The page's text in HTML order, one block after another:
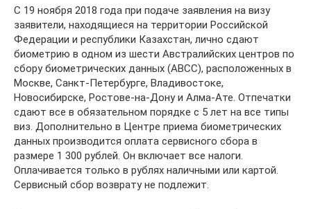
С 19 ноября 2018 года при подаче заявления на визу
заявители, находящиеся на территории Российской
Федерации и республики Казахстан, лично сдают
биометрию в одном из шести Австралийских центров по
сбору биометрических данных (ABCC), расположенных в
Москве, Санкт-Петербурге, Владивостоке,
Новосибирске, Ростове-на-Дону и Алма-Ате. Отпечатки
сдают все в обязательном порядке с 5 лет на все типы
виз. Дополнительно в Центре приема биометрических
данных производится оплата сервисного сбора в
размере 1 300 рублей. Он включает все налоги.
Оплачивается только в рублях наличными или картой.
Сервисный сбор возврату не подлежит.